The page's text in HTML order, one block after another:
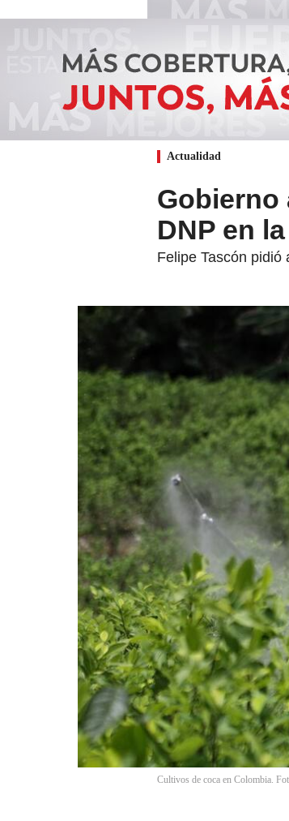
Actualidad
Gobierno
DNP en
Felipe Tascón
Cultivos de coca en Colombia.